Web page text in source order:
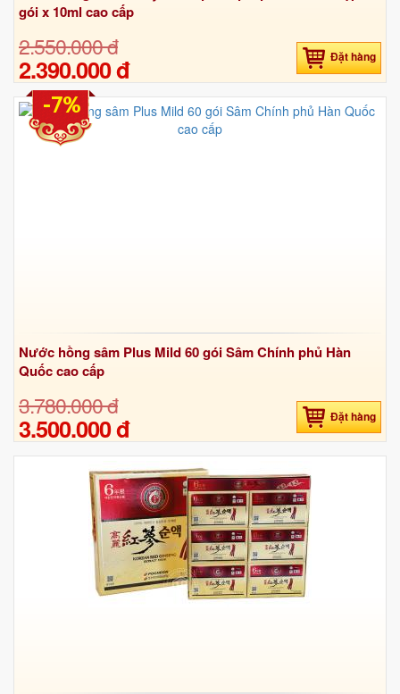
gói x 10ml cao cấp
2.550.000 đ
2.390.000 đ Đặt hàng
Nước hồng sâm Plus Mild 60 gói Sâm Chính phủ Hàn
Quốc cao cấp
3.780.000 đ
3.500.000 đ Đặt hàng
-7%